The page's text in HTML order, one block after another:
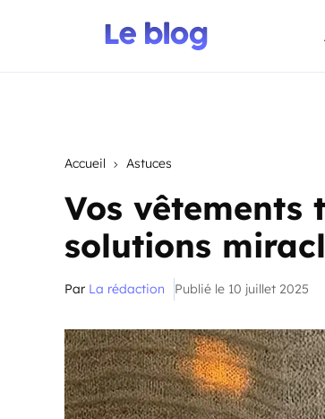
Accueil Astuces
Vos vêtements
solutions
Par La rédaction Publié le 10 juillet 2025